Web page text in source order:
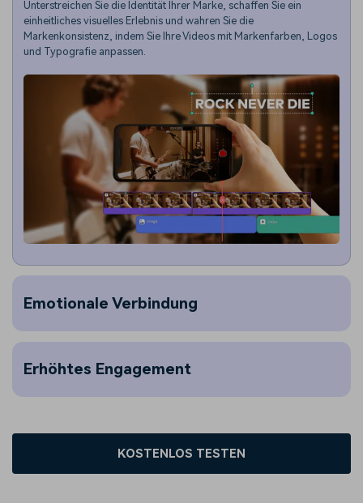
Unterstreichen Sie die Identität Ihrer Marke, schaffen Sie ein
einheitliches visuelles Erlebnis und wahren Sie die
Markenkonsistenz, indem Sie Ihre Videos mit Markenfarben, Logos
und Typografie anpassen.
Emotionale Verbindung
Erhöhtes Engagement
KOSTENLOS TESTEN